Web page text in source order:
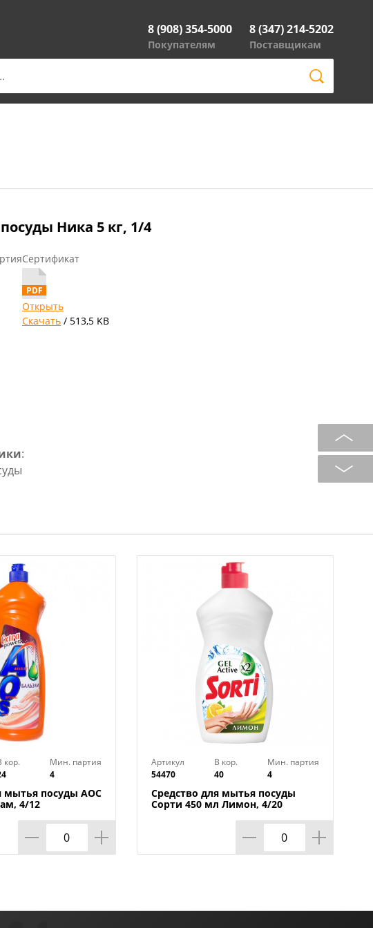
8 (908) 354-5000
Покупателям
8 (347) 214-5202
Поставщикам
Ника 5 кг, 1/4
Сертификат
Открыть
Скачать/ 513,5 KB
:
кор.
Мин. партия
4
мытья посуды АОС
4/12
Артикул
54470
В кор.
40
Мин. партия
4
Средство для мытья посуды
Сорти 450 мл Лимон, 4/20